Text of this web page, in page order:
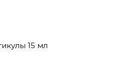
15 мл